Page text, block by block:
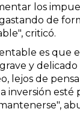
los
de
criticó.
es que
y delicado
lejos de
inversión esté